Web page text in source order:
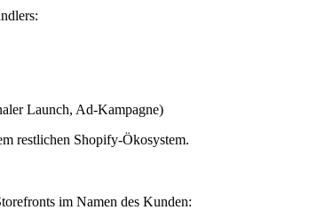
Launch, Ad-Kampagne)
restlichen Shopify-Ökosystem.
im Namen des Kunden: